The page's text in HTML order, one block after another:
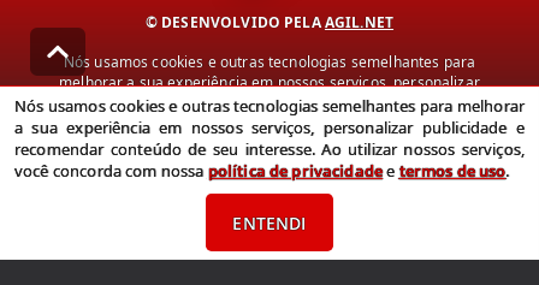
© DESENVOLVIDO PELAAGIL.NET
Nós usamos cookies e outras tecnologias semelhantes para
melhorar a sua experiência em nossos serviços, personalizar
publicidade e recomendar conteúdo de seu interesse. Ao utilizar
nossos serviços, você concorda com nossa política de privacidade e
termos de uso.
Política de Privacidade Termos de uso
Nós usamos cookies e outras tecnologias semelhantes para melhorar
a sua experiência em nossos serviços, personalizar publicidade e
recomendar conteúdo de seu interesse. Ao utilizar nossos serviços,
você concorda com nossa política de privacidadeetermos de uso.
ENTENDI